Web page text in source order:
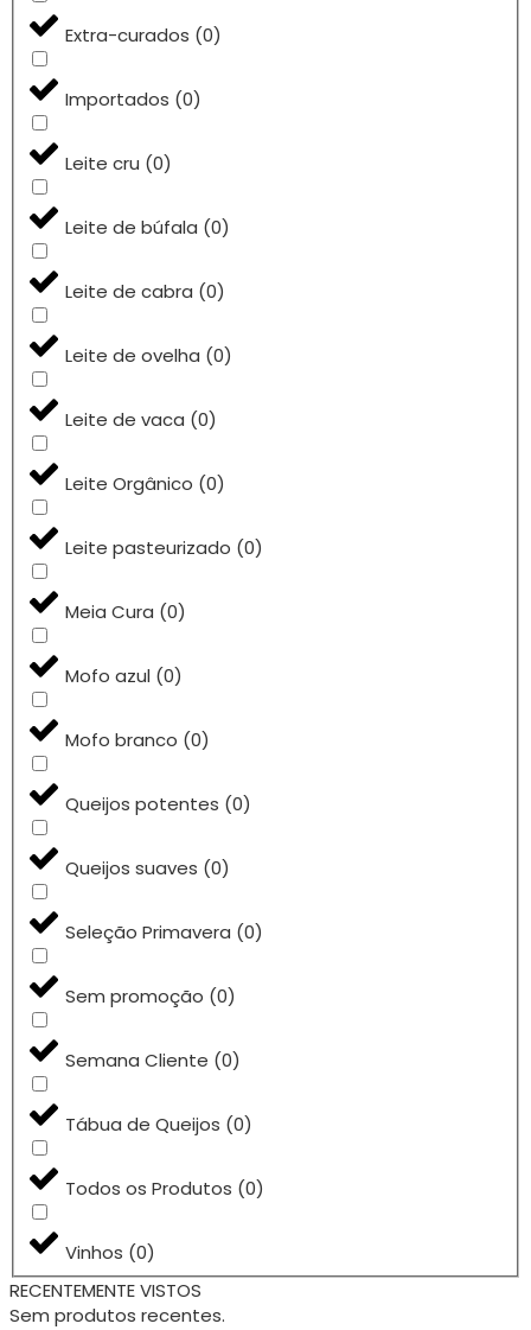
Extra-curados (0)
Importados (0)
Leite cru (0)
Leite de búfala (0)
Leite de cabra (0)
Leite de ovelha (0)
Leite de vaca (0)
Leite Orgânico (0)
Leite pasteurizado (0)
Meia Cura (0)
Mofo azul (0)
Mofo branco (0)
Queijos potentes (0)
Queijos suaves (0)
Seleção Primavera (0)
Sem promoção (0)
Semana Cliente (0)
Tábua de Queijos (0)
Todos os Produtos (0)
Vinhos (0)
RECENTEMENTE VISTOS
Sem produtos recentes.